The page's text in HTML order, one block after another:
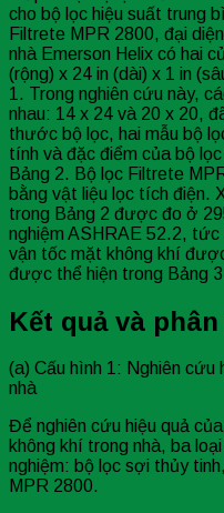
cho bộ lọc hiệu suất trung
Filtrete MPR 2800, đại
nhà Emerson Helix có hai
(rộng) x 24 in (dài) x 1 in
1. Trong nghiên cứu này,
nhau: 14 x 24 và 20 x 20,
thước bộ lọc, hai mẫu bộ
tính và đặc điểm của bộ
Bảng 2. Bộ lọc Filtrete
bằng vật liệu lọc tích điện.
trong Bảng 2 được đo ở
nghiệm ASHRAE 52.2, tức
vận tốc mặt không khí
được thể hiện trong Bảng
Kết quả và
(a) Cấu hình 1: Nghiên cứu
nhà
Để nghiên cứu hiệu quả
không khí trong nhà, ba
nghiệm: bộ lọc sợi thủy
MPR 2800.